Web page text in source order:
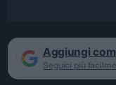
Aggiungi
Seguici più